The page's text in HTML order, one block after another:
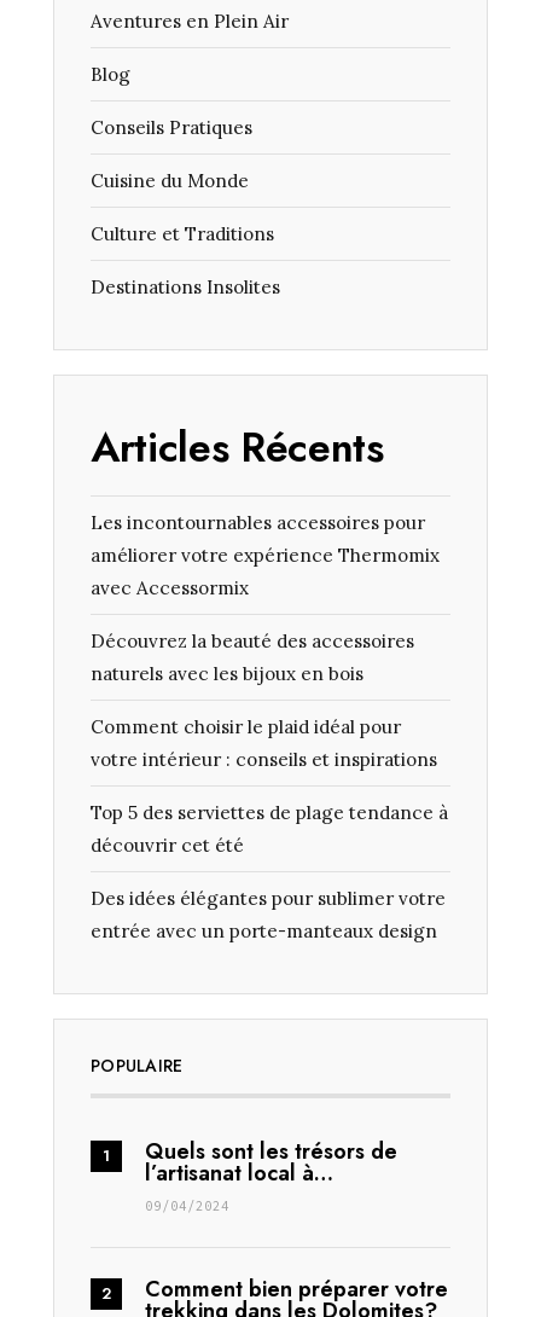
Aventures en Plein Air
Blog
Conseils Pratiques
Cuisine du Monde
Culture et Traditions
Destinations Insolites
Articles Récents
Les incontournables accessoires pour
améliorer votre expérience Thermomix
avec Accessormix
Découvrez la beauté des accessoires
naturels avec les bijoux en bois
Comment choisir le plaid idéal pour
votre intérieur : conseils et inspirations
Top 5 des serviettes de plage tendance à
découvrir cet été
Des idées élégantes pour sublimer votre
entrée avec un porte-manteaux design
POPULAIRE
Quels sont les trésors de
l’artisanat local à…
09/04/2024
Comment bien préparer votre